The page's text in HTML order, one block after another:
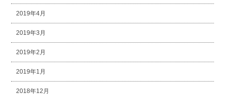
2019年4月
2019年3月
2019年2月
2019年1月
2018年12月